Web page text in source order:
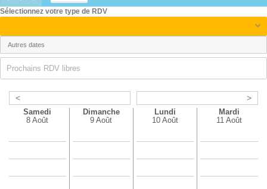
< >
Samedi
8 Août
Dimanche
9 Août
Lundi
10 Août
Mardi
11 Août
Sélectionnez votre type de RDV
Prochains RDV libres